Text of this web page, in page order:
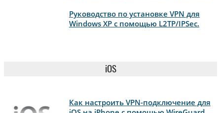
Руководство по установке VPN для
Windows XP с помощью L2TP/IPSec.
iOS
Как настроить VPN-подключение для